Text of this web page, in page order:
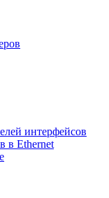
интерфейсов
в Ethernet